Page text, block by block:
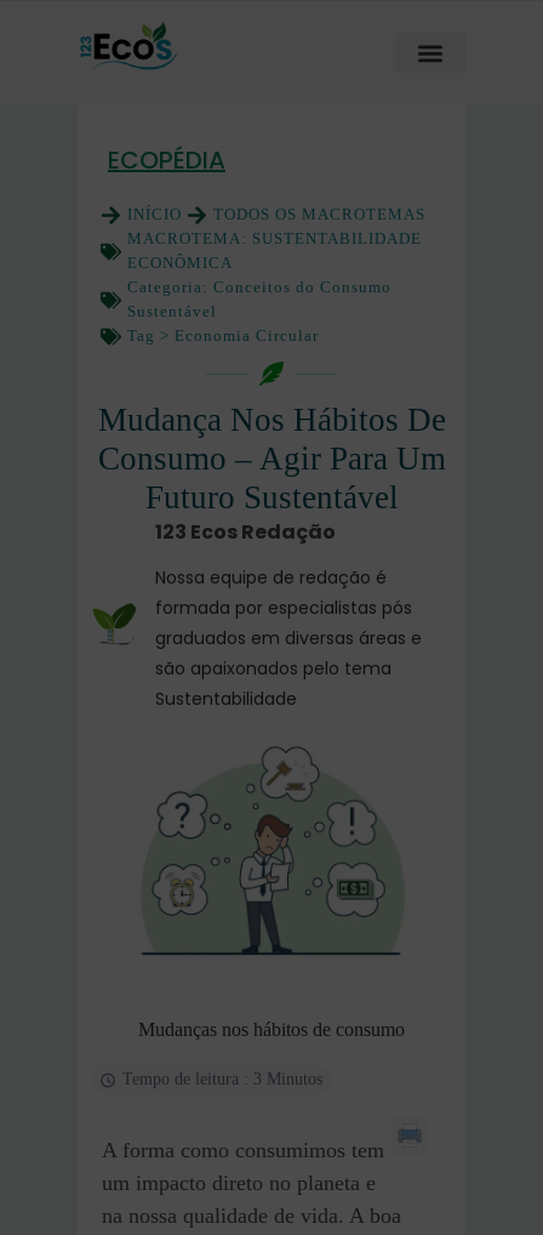
ECOPÉDIA
INÍCIO
TODOS OS MACROTEMAS
MACROTEMA: SUSTENTABILIDADE
ECONÔMICA
Categoria: Conceitos do Consumo
Sustentável
Tag > Economia Circular
Mudança Nos Hábitos De
Consumo – Agir Para Um
Futuro Sustentável
123 Ecos Redação
Nossa equipe de redação é
formada por especialistas pós
graduados em diversas áreas e
são apaixonados pelo tema
Sustentabilidade
Mudanças nos hábitos de consumo
Tempo de leitura : 3 Minutos
A forma como consumimos tem
um impacto direto no planeta e
na nossa qualidade de vida. A boa